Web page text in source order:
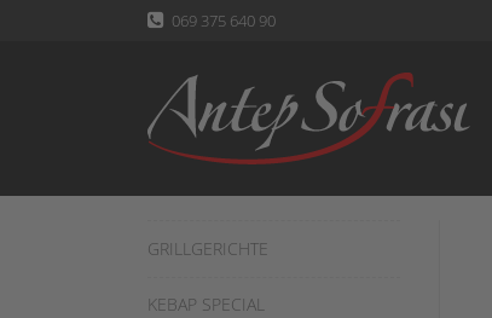
069 375 640 90
GRILLGERICHTE
KEBAP SPECIAL